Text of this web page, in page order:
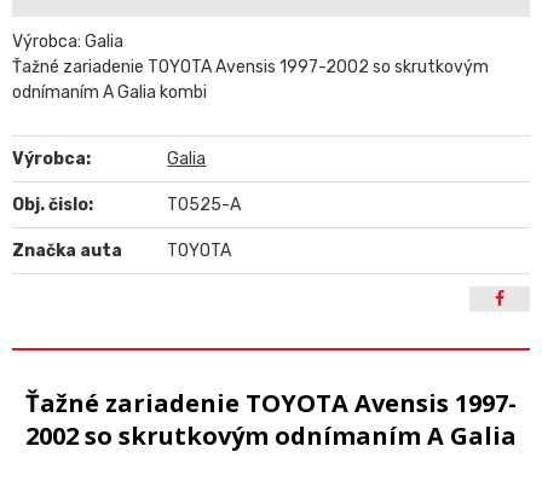
Výrobca: Galia
Ťažné zariadenie TOYOTA Avensis 1997-2002 so skrutkovým
odnímaním A Galia kombi
Výrobca: Galia
Obj. čislo: T0525-A
Značka auta TOYOTA
Ťažné zariadenie TOYOTA Avensis 1997-
2002 so skrutkovým odnímaním A Galia